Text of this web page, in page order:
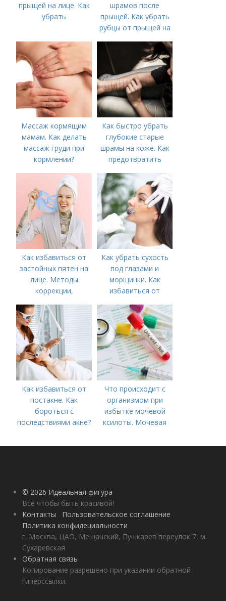
прыщей на лице. Как
убрать
шрамов после
прыщей. Как убрать
рубцы от прыщей на
Массаж кормящим
мамам. Как делать
массаж груди при
кормлении?
Как быстро убрать
глубокие старые
шрамы на коже. Как
предотвратить
Как избавиться от
застойных пятен на
лице. Методы
коррекции,
акне и удаления
рубцов и шрамов
постакне
Как убрать сухость
под глазами и
морщинки. Как
избавиться от
косметологические
процедуры
Как избавиться от
постакне. Как
бороться с
последствиями акне?
Что происходит с
организмом при
избытке мочевой
ксилоты. Мочевая
норма и отклонения
© 2026 Идеальная фигура
Всё чтобы быть красивой!
Контакты
Пользовательское соглашение
Политика конфидециальности
г. Москва, ЦАО, Мещанский, Пушкарев переулок 7, м.
Сухаревская
Обратная связь
Копирование разрешено при указании обратной
гиперссылки.